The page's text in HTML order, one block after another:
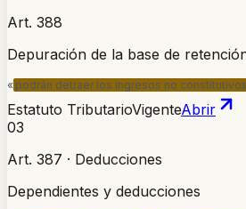
Art. 388
Depuración de la base de
« podrán detraer los ingresos no
Estatuto TributarioVigenteAbrir
03
Art. 387 · Deducciones
Dependientes y deducciones